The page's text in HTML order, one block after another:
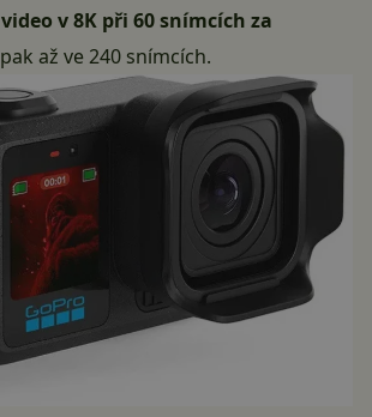
video v 8K při 60 snímcích za
až ve 240 snímcích.